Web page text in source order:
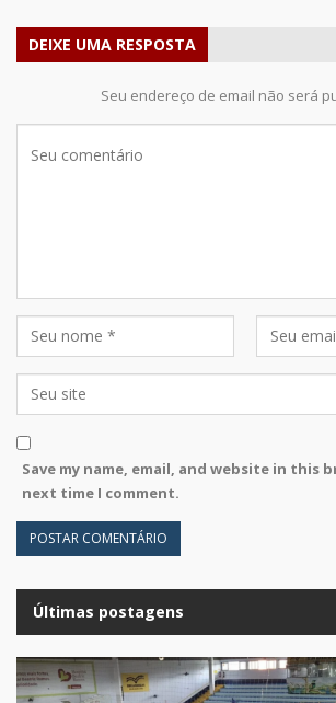
DEIXE UMA RESPOSTA
Seu endereço de email não será
Save my name, email, and website in this
next time I comment.
Últimas postagens